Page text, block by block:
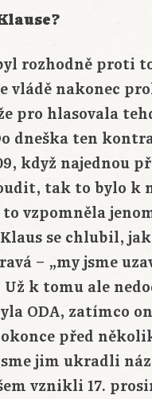
rozhodně proti
vládě nakonec
pro hlasovala
dneška ten
když najednou
tak to bylo k
to vzpomněla
se chlubil,
– „my jsme
k tomu ale
ODA, zatímco
před
jim ukradli
vznikli 17.